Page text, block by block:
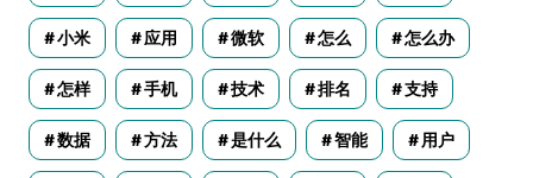
小米 应用 微软 怎么 怎么办
怎样 手机 技术 排名 支持
数据 方法 是什么 智能 用户